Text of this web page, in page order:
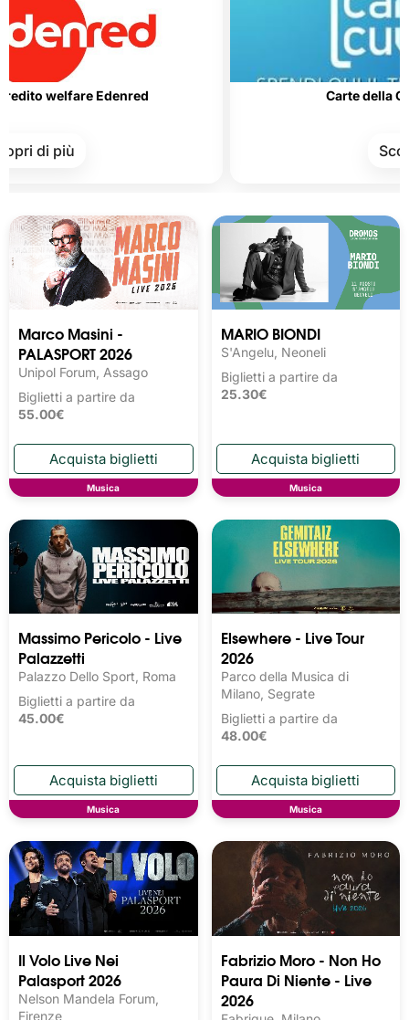
Marco Masini -
PALASPORT 2026
Unipol Forum, Assago
Biglietti a partire da
55.00€
Musica
MARIO BIONDI
S'Angelu, Neoneli
Biglietti a partire da
25.30€
Musica
Massimo Pericolo - Live
Palazzetti
Palazzo Dello Sport, Roma
Biglietti a partire da
45.00€
Musica
Elsewhere - Live Tour
2026
Parco della Musica di
Milano, Segrate
Biglietti a partire da
48.00€
Musica
Il Volo Live Nei
Palasport 2026
Nelson Mandela Forum,
Firenze
Fabrizio Moro - Non Ho
Paura Di Niente - Live
2026
Edenred Carte della Cultura e
Scopri di più